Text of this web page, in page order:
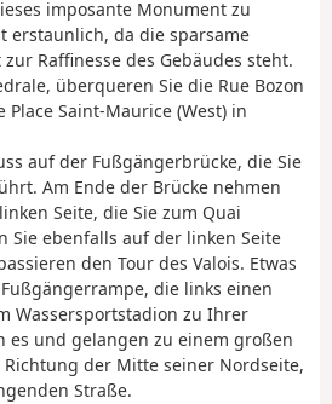
imposante Monument zu
erstaunlich, da die sparsame
Raffinesse des Gebäudes steht.
überqueren Sie die Rue Bozon
Saint-Maurice (West) in
auf der Fußgängerbrücke, die Sie
Am Ende der Brücke nehmen
Seite, die Sie zum Quai
Sie ebenfalls auf der linken Seite
den Tour des Valois. Etwas
die links einen
Wassersportstadion zu Ihrer
es und gelangen zu einem großen
Richtung der Mitte seiner Nordseite,
Straße.